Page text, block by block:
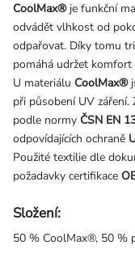
CoolMax®je funkční
odvádět vlhkost od
odpařovat. Díky tomu
pomáhá udržet
U materiálu CoolMax®
při působení UV
podle normy ČSN EN
odpovídajících ochraně
Použité textilie dle
požadavky certifikace
Složení:
50 % CoolMax®, 50 %